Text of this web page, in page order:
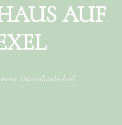
AUF
Dünenlandschaft